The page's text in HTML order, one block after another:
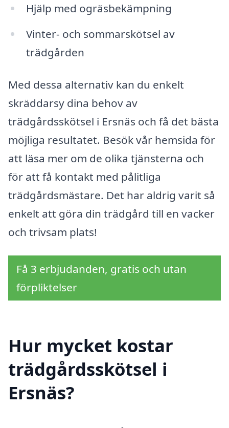
Hjälp med ogräsbekämpning
Vinter- och sommarskötsel av
trädgården
Med dessa alternativ kan du enkelt
skräddarsy dina behov av
trädgårdsskötsel i Ersnäs och få det bästa
möjliga resultatet. Besök vår hemsida för
att läsa mer om de olika tjänsterna och
för att få kontakt med pålitliga
trädgårdsmästare. Det har aldrig varit så
enkelt att göra din trädgård till en vacker
och trivsam plats!
Få 3 erbjudanden, gratis och utan
förpliktelser
Hur mycket kostar
trädgårdsskötsel i
Ersnäs?